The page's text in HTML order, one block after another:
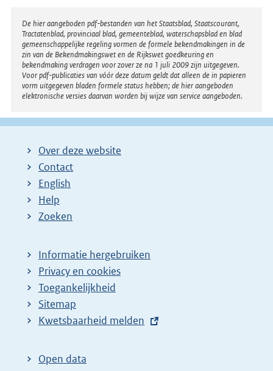
Disclaimer
De hier aangeboden pdf-bestanden van het Staatsblad, Staatscourant,
Tractatenblad, provinciaal blad, gemeenteblad, waterschapsblad en blad
gemeenschappelijke regeling vormen de formele bekendmakingen in de
zin van de Bekendmakingswet en de Rijkswet goedkeuring en
bekendmaking verdragen voor zover ze na 1 juli 2009 zijn uitgegeven.
Voor pdf-publicaties van vóór deze datum geldt dat alleen de in papieren
vorm uitgegeven bladen formele status hebben; de hier aangeboden
elektronische versies daarvan worden bij wijze van service aangeboden.
Over deze website
Contact
English
Help
Zoeken
Informatie hergebruiken
Privacy en cookies
Toegankelijkheid
Sitemap
E
t
Kwetsbaarheid melden
Open data